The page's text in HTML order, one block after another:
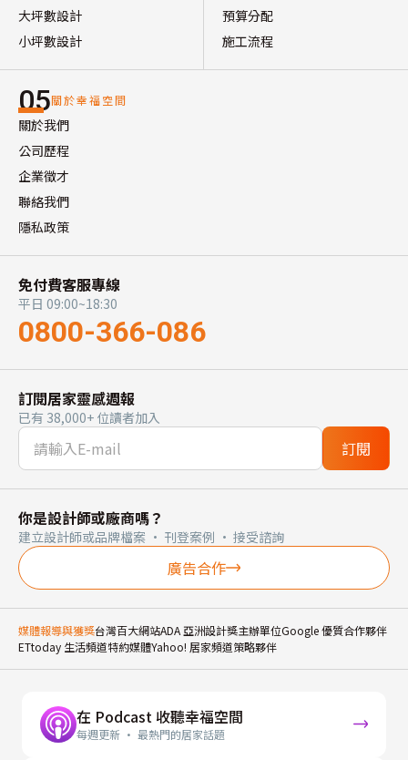
大坪數設計
小坪數設計
預算分配
施工流程
05關於幸福空間
關於我們
公司歷程
企業徵才
聯絡我們
隱私政策
免付費客服專線
平日 09:00~18:30
0800-366-086
訂閱居家靈感週報
已有 38,000+ 位讀者加入
訂閱
你是設計師或廠商嗎？
建立設計師或品牌檔案 · 刊登案例 · 接受諮詢
廣告合作
媒體報導與獲獎台灣百大網站ADA 亞洲設計獎主辦單位Google 優質合作夥伴
ETtoday 生活頻道特約媒體Yahoo! 居家頻道策略夥伴
在 Podcast 收聽幸福空間
每週更新 · 最熱門的居家話題